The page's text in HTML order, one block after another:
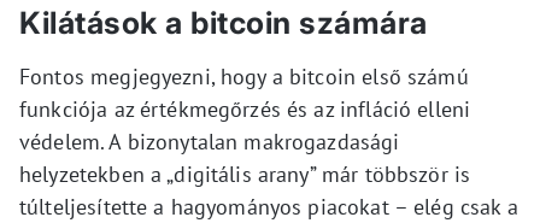
Kilátások a bitcoin számára
Fontos megjegyezni, hogy a bitcoin első számú
funkciója az értékmegőrzés és az infláció elleni
védelem. A bizonytalan makrogazdasági
helyzetekben a „digitális arany” már többször is
túlteljesítette a hagyományos piacokat – elég csak a